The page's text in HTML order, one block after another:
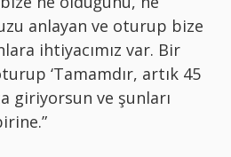
anlayan ve oturup bize
ihtiyacımız var. Bir
‘Tamamdır, artık 45
giriyorsun ve şunları